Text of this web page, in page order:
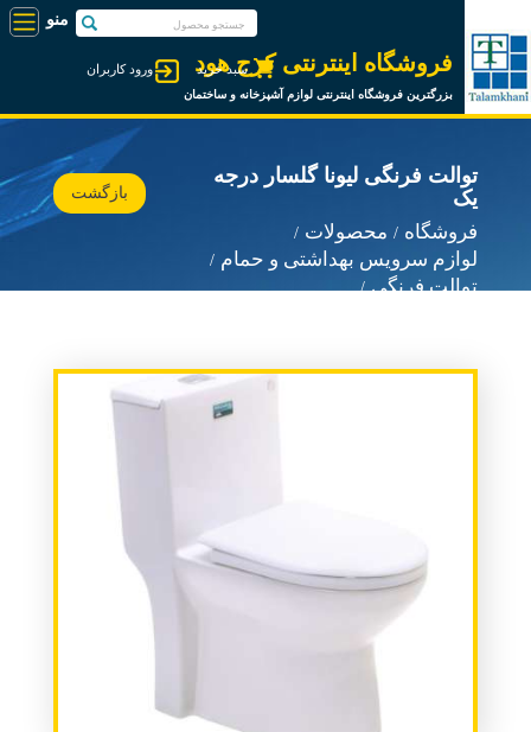
فروشگاه اینترنتی کرج هود
بزرگترین فروشگاه اینترنتی لوازم آشپزخانه و ساختمان
ورود کاربران سبد خرید
توالت فرنگی لیونا گلسار درجه
یک
فروشگاه
محصولات
لوازم سرویس بهداشتی و حمام
توالت فرنگی
بازگشت